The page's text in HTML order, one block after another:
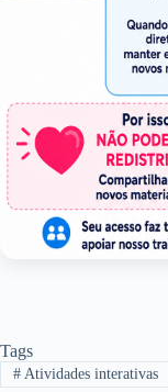
Tags
#Atividades interativas